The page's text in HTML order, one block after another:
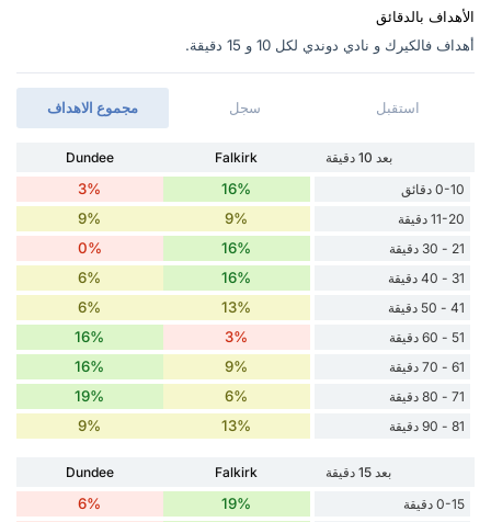
الأهداف بالدقائق
أهداف فالكيرك و نادي دوندي ‏لكل 10 و 15 دقيقة.
مجموع الاهداف سجل استقبل
بعد 10 دقيقة Falkirk
Dundee
0-10 دقائق
16%
3%
11-20 دقيقة 9%
9%
21 - 30 دقيقة 16%
0%
31 - 40 دقيقة 16%
6%
41 - 50 دقيقة 13%
6%
51 - 60 دقيقة 3%
16%
61 - 70 دقيقة 9%
16%
71 - 80 دقيقة 6%
19%
81 - 90 دقيقة 13%
9%
بعد 15 دقيقة Falkirk
Dundee
0-15 دقيقة
19%
6%